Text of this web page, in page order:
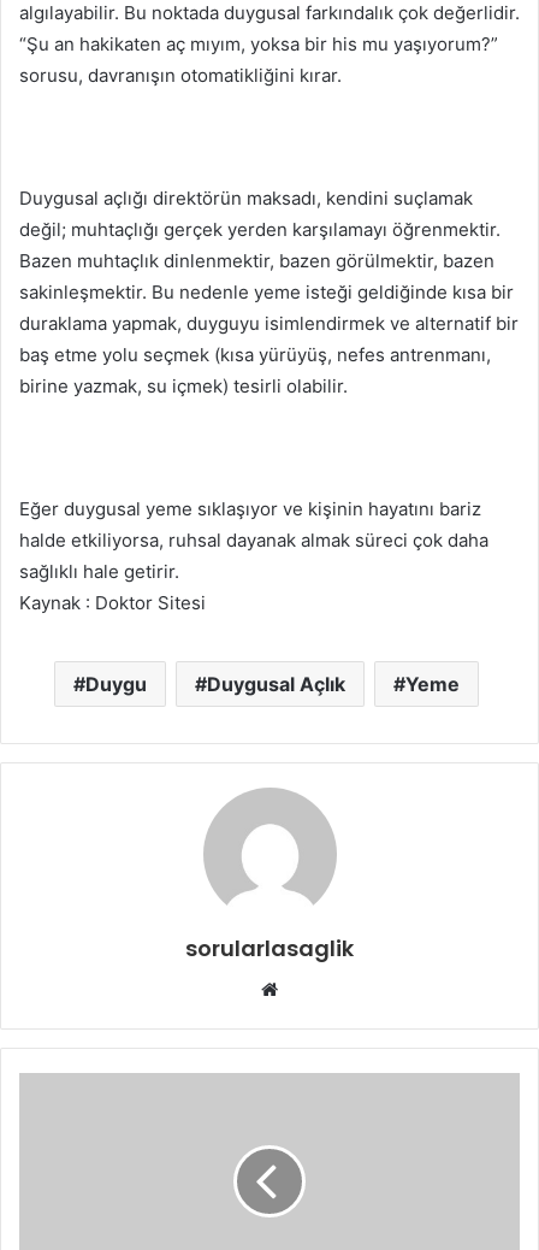
algılayabilir. Bu noktada duygusal farkındalık çok değerlidir.
“Şu an hakikaten aç mıyım, yoksa bir his mu yaşıyorum?”
sorusu, davranışın otomatikliğini kırar.
Duygusal açlığı direktörün maksadı, kendini suçlamak
değil; muhtaçlığı gerçek yerden karşılamayı öğrenmektir.
Bazen muhtaçlık dinlenmektir, bazen görülmektir, bazen
sakinleşmektir. Bu nedenle yeme isteği geldiğinde kısa bir
duraklama yapmak, duyguyu isimlendirmek ve alternatif bir
baş etme yolu seçmek (kısa yürüyüş, nefes antrenmanı,
birine yazmak, su içmek) tesirli olabilir.
Eğer duygusal yeme sıklaşıyor ve kişinin hayatını bariz
halde etkiliyorsa, ruhsal dayanak almak süreci çok daha
sağlıklı hale getirir.
Kaynak : Doktor Sitesi
Duygu Duygusal Açlık Yeme
sorularlasaglik
Web